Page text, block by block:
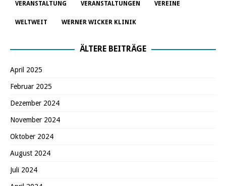
VERANSTALTUNG VERANSTALTUNGEN VEREINE
WELTWEIT WERNER WICKER KLINIK
ÄLTERE BEITRÄGE
April 2025
Februar 2025
Dezember 2024
November 2024
Oktober 2024
August 2024
Juli 2024